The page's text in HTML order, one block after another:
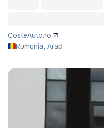
CosteAuto.ro
Rumunia, Arad